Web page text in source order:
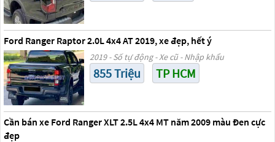
Ford Ranger Raptor 2.0L 4x4 AT 2019, xe đẹp, hết ý
2019 - Số tự động - Xe cũ - Nhập khẩu
855 Triệu TP HCM
Cần bán xe Ford Ranger XLT 2.5L 4x4 MT năm 2009 màu Đen cực
đẹp